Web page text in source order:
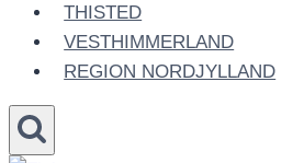
THISTED
VESTHIMMERLAND
REGION NORDJYLLAND